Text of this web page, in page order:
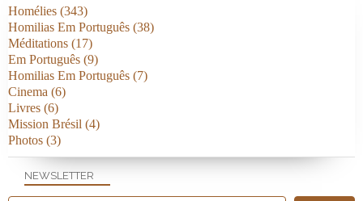
NEWSLETTER
Homélies (343)
Homilias Em Português (38)
Méditations (17)
Em Português (9)
Homilias Em Português (7)
Cinema (6)
Livres (6)
Mission Brésil (4)
Photos (3)